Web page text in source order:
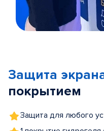
5
Защита
покрытием
Защита для любого